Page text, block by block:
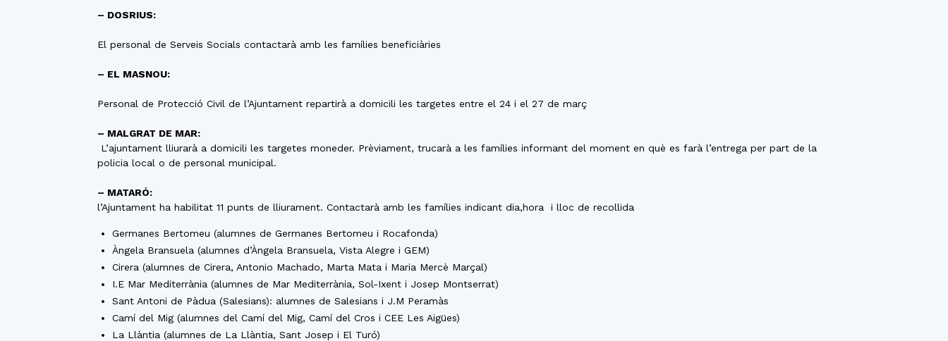
– DOSRIUS:
El personal de Serveis Socials contactarà amb les famílies beneficiàries
– EL MASNOU:
Personal de Protecció Civil de l’Ajuntament repartirà a domicili les targetes entre el 24 i el 27 de març
– MALGRAT DE MAR:
L’ajuntament lliurarà a domicili les targetes moneder. Prèviament, trucarà a les famílies informant del moment en què es farà l’entrega per part de la
policia local o de personal municipal.
– MATARÓ:
l’Ajuntament ha habilitat 11 punts de lliurament. Contactarà amb les famílies indicant dia,hora i lloc de recollida
Germanes Bertomeu (alumnes de Germanes Bertomeu i Rocafonda)
Àngela Bransuela (alumnes d’Àngela Bransuela, Vista Alegre i GEM)
Cirera (alumnes de Cirera, Antonio Machado, Marta Mata i Maria Mercè Marçal)
I.E Mar Mediterrània (alumnes de Mar Mediterrània, Sol-Ixent i Josep Montserrat)
Sant Antoni de Pàdua (Salesians): alumnes de Salesians i J.M Peramàs
Camí del Mig (alumnes del Camí del Mig, Camí del Cros i CEE Les Aigües)
La Llàntia (alumnes de La Llàntia, Sant Josep i El Turó)